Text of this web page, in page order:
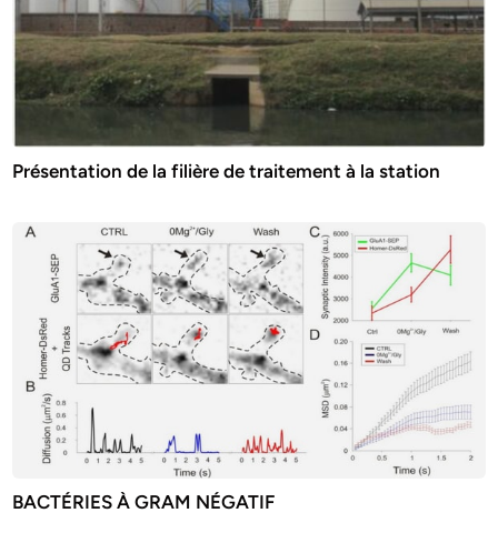
Présentation de la filière de traitement à la station
BACTÉRIES À GRAM NÉGATIF